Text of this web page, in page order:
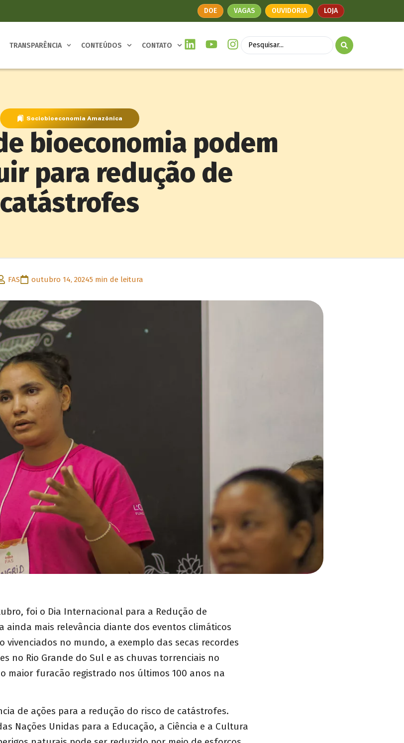
DOE VAGAS OUVIDORIA LOJA
TRANSPARÊNCIA CONTEÚDOS CONTATO
Sociobioeconomia Amazônica
bioeconomia podem
para redução de
catástrofes
FAS outubro 14, 20245 min de leitura
foi o Dia Internacional para a Redução de
ainda mais relevância diante dos eventos climáticos
vivenciados no mundo, a exemplo das secas recordes
no Rio Grande do Sul e as chuvas torrenciais no
maior furacão registrado nos últimos 100 anos na
de ações para a redução do risco de catástrofes.
Nações Unidas para a Educação, a Ciência e a Cultura